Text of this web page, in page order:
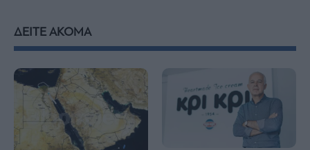
ΔΕΙΤΕ ΑΚΟΜΑ